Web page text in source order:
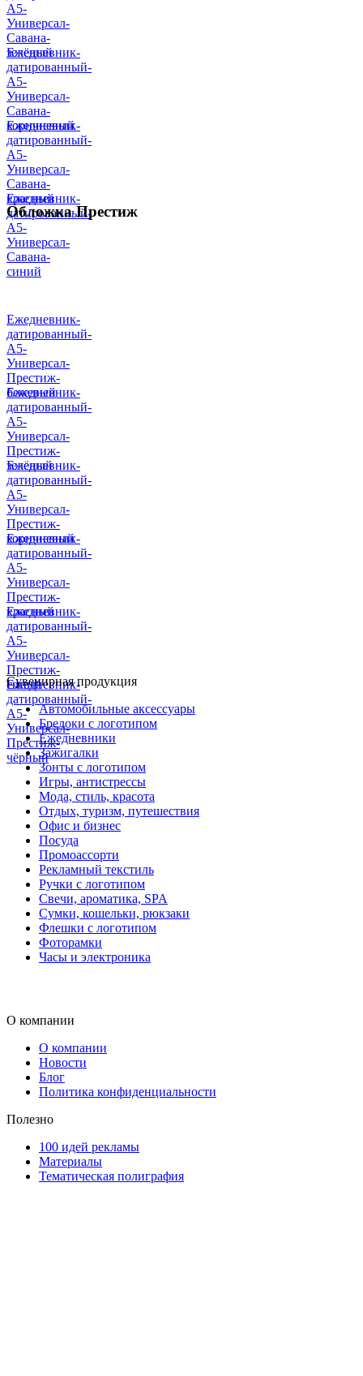
А5-
Универсал-
Савана-
зелёный
Ежедневник-
датированный-
А5-
Универсал-
Савана-
коричневый
Ежедневник-
датированный-
А5-
Универсал-
Савана-
красный
Ежедневник-
датированный-
А5-
Универсал-
Савана-
синий
Обложка Престиж
Ежедневник-
датированный-
А5-
Универсал-
Престиж-
бежевый
Ежедневник-
датированный-
А5-
Универсал-
Престиж-
зелёный
Ежедневник-
датированный-
А5-
Универсал-
Престиж-
коричневый
Ежедневник-
датированный-
А5-
Универсал-
Престиж-
красный
Ежедневник-
датированный-
А5-
Универсал-
Престиж-
синий
Ежедневник-
датированный-
А5-
Универсал-
Престиж-
чёрный
Сувенирная продукция
Автомобильные аксессуары
Брелоки с логотипом
Ежедневники
Зажигалки
Зонты с логотипом
Игры, антистрессы
Мода, стиль, красота
Отдых, туризм, путешествия
Офис и бизнес
Посуда
Промоассорти
Рекламный текстиль
Ручки с логотипом
Свечи, ароматика, SPA
Сумки, кошельки, рюкзаки
Флешки с логотипом
Фоторамки
Часы и электроника
О компании
О компании
Новости
Блог
Политика конфиденциальности
Полезно
100 идей рекламы
Материалы
Тематическая полиграфия